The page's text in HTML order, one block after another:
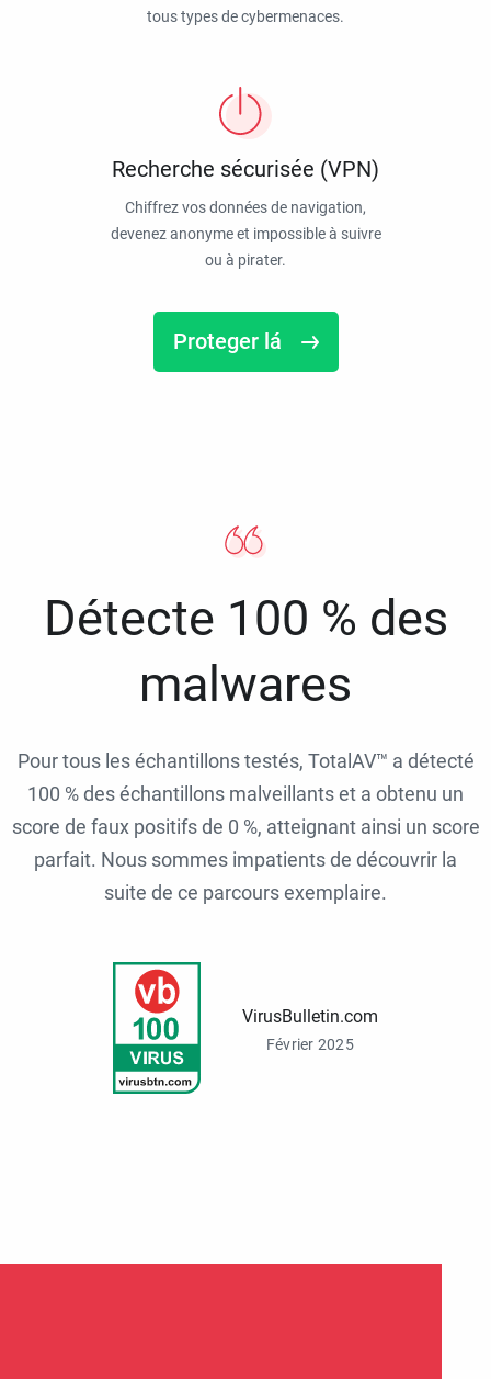
tous types de cybermenaces.
Recherche sécurisée (VPN)
Chiffrez vos données de navigation,
devenez anonyme et impossible à suivre
ou à pirater.
Proteger lá
Détecte 100 % des
malwares
Pour tous les échantillons testés, TotalAV™ a détecté
100 % des échantillons malveillants et a obtenu un
score de faux positifs de 0 %, atteignant ainsi un score
parfait. Nous sommes impatients de découvrir la
suite de ce parcours exemplaire.
VirusBulletin.com
Février 2025